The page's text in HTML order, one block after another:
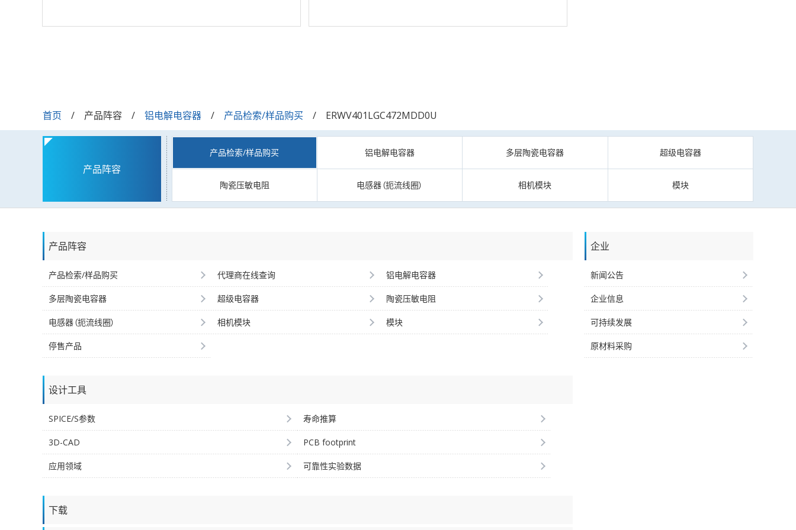
首页 产品阵容 铝电解电容器 产品检索/样品购买 ERWV401LGC472MDD0U
产品阵容
产品检索/样品购买 铝电解电容器 多层陶瓷电容器 超级电容器
陶瓷压敏电阻 电感器（扼流线圈） 相机模块 模块
产品阵容
产品检索/样品购买 代理商在线查询 铝电解电容器
多层陶瓷电容器 超级电容器 陶瓷压敏电阻
电感器（扼流线圈） 相机模块 模块
停售产品
设计工具
SPICE/S参数 寿命推算
3D-CAD PCB footprint
应用领域 可靠性实验数据
下载
企业
新闻公告
企业信息
可持续发展
原材料采购